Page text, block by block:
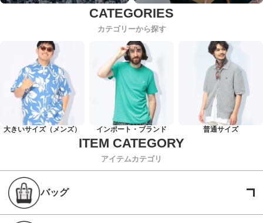
カテゴリーから探す
大きいサイズ（メンズ） インポート・ブランド 普通サイズ
アイテムカテゴリ
バッグ